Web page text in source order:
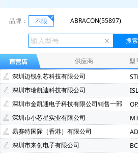
品牌： 不限 ABRACON(55897)
Ecliptek(507)
TOSHIBA(东芝
XLSEMI(芯龙)(185)
Renesas(
Mindmotion(灵动微)(72)
Infineon(英飞凌)(49)
SGMICRO(圣邦微)(34)
Brightking(台湾君耀)(22)
SILICON LABS(芯科)(20)
LOWPOWER(微源半导体)(14)
XILINX(赛灵思)(10)
供应商 型
深圳迈锐创芯科技有限公司
深圳市瑞凯迪科技有限公司
深圳市金凯通电子科技有限公司销售一部
深圳市小芯星实业有限公司
易赛特国际（香港）有限公司
深圳市来创电子有限公司